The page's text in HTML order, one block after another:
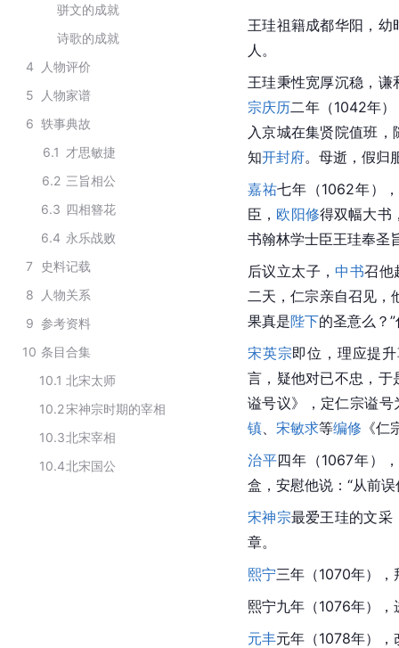
骈文的成就
诗歌的成就
4
人物评价
5
人物家谱
6 轶事典故
6.1 才思敏捷
6.2 三旨相公
6.3 四相簪花
6.4 永乐战败
7
史料记载
8
人物关系
9 参考资料
10 条目合集
10.1 北宋太师
10.2宋神宗时期的宰相
10.3北宋宰相
10.4北宋国公
王珪祖籍成都华阳，幼
人。
王珪秉性宽厚沉稳，
宗庆历二年（1042年）
入京城在集贤院值班
知开封府。母逝，假归
嘉祐七年（1062年）
臣， 欧阳修得双幅大书
书翰林学士臣王珪奉圣
后议立太子，中书召他
二天，仁宗亲自召见，
果真是陛下的圣意么？
宋英宗即位，理应提
言，疑他对已不忠，于
谥号议》，定仁宗谥号
镇
宋敏求等编修 《
治平四年（1067年）
盒，安慰他说：“从前
宋神宗最爱王珪的文采
章。
熙宁三年（1070年），
熙宁九年（1076年），
元丰元年（1078年），